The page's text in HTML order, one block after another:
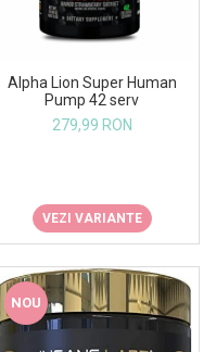
Alpha Lion Super Human
Pump 42 serv
279,99 RON
VEZI VARIANTE
NOU